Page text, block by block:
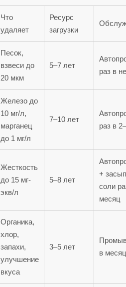
Что
удаляет
Ресурс
загрузки
Песок,
взвеси до
20 мкм
5–7 лет
раз в
Железо до
10 мг/л,
марганец
до 1 мг/л
7–10 лет
раз в
Жесткость
до 15 мг-
экв/л
5–8 лет
+
соли
месяц
Органика,
хлор,
запахи,
улучшение
вкуса
3–5 лет
в месяц